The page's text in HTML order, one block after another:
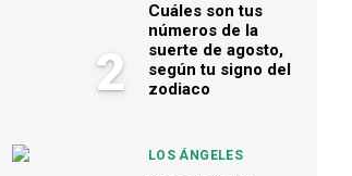
2
Cuáles son tus
números de la
suerte de agosto,
según tu signo del
zodiaco
LOS ÁNGELES